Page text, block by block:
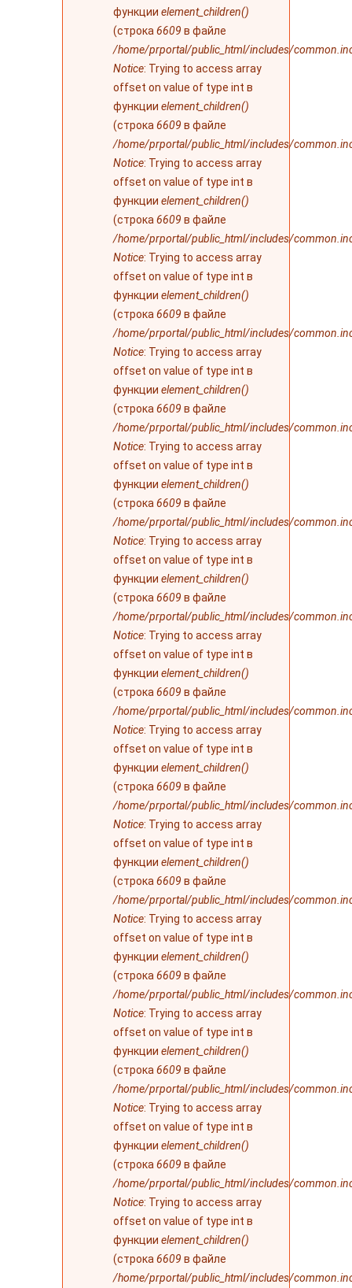
функции element_children()
(строка 6609 в файле
/home/prportal/public_html/includes/
Notice: Trying to access array
offset on value of type int в
функции element_children()
(строка 6609 в файле
/home/prportal/public_html/includes/
Notice: Trying to access array
offset on value of type int в
функции element_children()
(строка 6609 в файле
/home/prportal/public_html/includes/
Notice: Trying to access array
offset on value of type int в
функции element_children()
(строка 6609 в файле
/home/prportal/public_html/includes/
Notice: Trying to access array
offset on value of type int в
функции element_children()
(строка 6609 в файле
/home/prportal/public_html/includes/
Notice: Trying to access array
offset on value of type int в
функции element_children()
(строка 6609 в файле
/home/prportal/public_html/includes/
Notice: Trying to access array
offset on value of type int в
функции element_children()
(строка 6609 в файле
/home/prportal/public_html/includes/
Notice: Trying to access array
offset on value of type int в
функции element_children()
(строка 6609 в файле
/home/prportal/public_html/includes/
Notice: Trying to access array
offset on value of type int в
функции element_children()
(строка 6609 в файле
/home/prportal/public_html/includes/
Notice: Trying to access array
offset on value of type int в
функции element_children()
(строка 6609 в файле
/home/prportal/public_html/includes/
Notice: Trying to access array
offset on value of type int в
функции element_children()
(строка 6609 в файле
/home/prportal/public_html/includes/
Notice: Trying to access array
offset on value of type int в
функции element_children()
(строка 6609 в файле
/home/prportal/public_html/includes/
Notice: Trying to access array
offset on value of type int в
функции element_children()
(строка 6609 в файле
/home/prportal/public_html/includes/
Notice: Trying to access array
offset on value of type int в
функции element_children()
(строка 6609 в файле
/home/prportal/public_html/includes/